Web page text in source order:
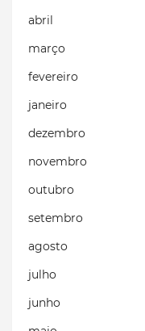
abril
março
fevereiro
janeiro
dezembro
novembro
outubro
setembro
agosto
julho
junho